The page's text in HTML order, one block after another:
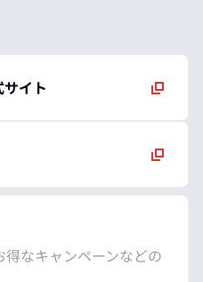
イト
なキャンペーンなどの